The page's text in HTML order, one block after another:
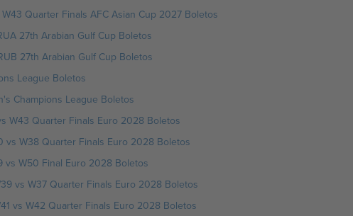
Quarter Finals AFC Asian Cup 2027 Boletos
27th Arabian Gulf Cup Boletos
27th Arabian Gulf Cup Boletos
League Boletos
Champions League Boletos
W43 Quarter Finals Euro 2028 Boletos
vs W38 Quarter Finals Euro 2028 Boletos
vs W50 Final Euro 2028 Boletos
vs W37 Quarter Finals Euro 2028 Boletos
vs W42 Quarter Finals Euro 2028 Boletos